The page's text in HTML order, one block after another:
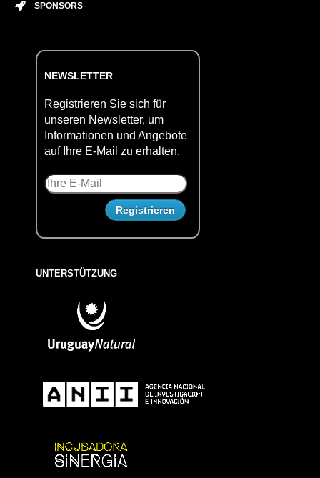
SPONSORS
NEWSLETTER
Registrieren Sie sich für
unseren Newsletter, um
Informationen und Angebote
auf Ihre E-Mail zu erhalten.
UNTERSTÜTZUNG